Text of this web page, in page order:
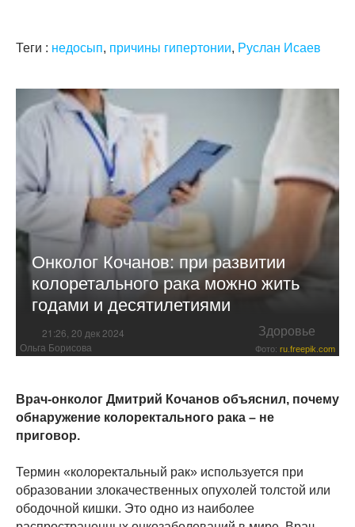
Теги : недосып, причины гипертонии, Руслан Исаев
Онколог Кочанов: при развитии
колоретального рака можно жить
годами и десятилетиями
21:26, 20 дек 2024 Здоровье
Ольга Борисова Фото: ru.freepik.com
Врач-онколог Дмитрий Кочанов объяснил, почему
обнаружение колоректального рака – не
приговор.
Термин «колоректальный рак» используется при
образовании злокачественных опухолей толстой или
ободочной кишки. Это одно из наиболее